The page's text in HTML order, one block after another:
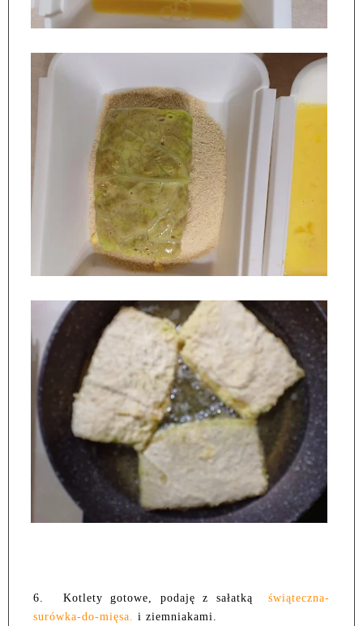
6. Kotlety gotowe, podaję z sałatkąświąteczna-
surówka-do-mięsa. i ziemniakami.